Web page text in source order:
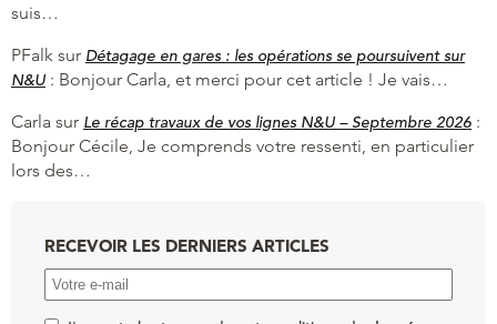
suis…
PFalk sur Détagage en gares : les opérations se poursuivent sur
N&U : Bonjour Carla, et merci pour cet article ! Je vais…
Carla sur Le récap travaux de vos lignes N&U – Septembre 2026 :
Bonjour Cécile, Je comprends votre ressenti, en particulier
lors des…
RECEVOIR LES DERNIERS ARTICLES